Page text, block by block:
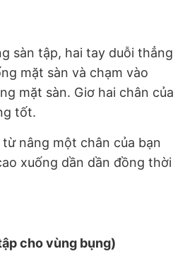
sàn tập, hai tay duỗi thẳng
mặt sàn và chạm vào
mặt sàn. Giơ hai chân của
tốt.
nâng một chân của bạn
xuống dần dần đồng thời
cho vùng bụng)